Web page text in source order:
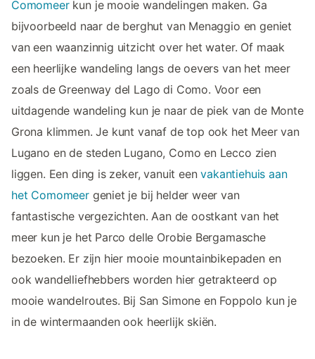
Comomeerkun je mooie wandelingen maken. Ga
bijvoorbeeld naar de berghut van Menaggio en geniet
van een waanzinnig uitzicht over het water. Of maak
een heerlijke wandeling langs de oevers van het meer
zoals de Greenway del Lago di Como. Voor een
uitdagende wandeling kun je naar de piek van de Monte
Grona klimmen. Je kunt vanaf de top ook het Meer van
Lugano en de steden Lugano, Como en Lecco zien
liggen. Een ding is zeker, vanuit eenvakantiehuis aan
het Comomeergeniet je bij helder weer van
fantastische vergezichten. Aan de oostkant van het
meer kun je het Parco delle Orobie Bergamasche
bezoeken. Er zijn hier mooie mountainbikepaden en
ook wandelliefhebbers worden hier getrakteerd op
mooie wandelroutes. Bij San Simone en Foppolo kun je
in de wintermaanden ook heerlijk skiën.